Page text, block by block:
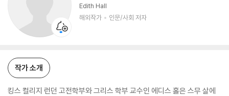
Edith Hall
해외작가
인문/사회 저자
작가 소개
킹스 컬리지 런던 고전학부와 그리스 학부 교수인 에디스 홀은 스무 살에